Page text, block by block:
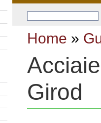
Home »
Girod